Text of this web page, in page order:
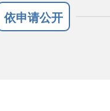
依申请公开